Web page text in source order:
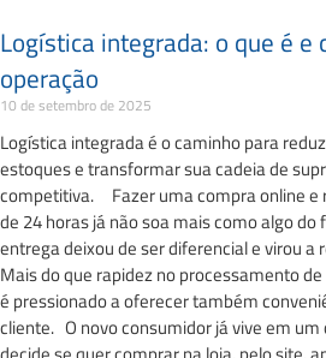
Logística integrada: o que é e
operação
10 de setembro de 2025
Logística integrada é o caminho para
estoques e transformar sua cadeia de
competitiva. Fazer uma compra online e
de 24 horas já não soa mais como algo do
entrega deixou de ser diferencial e virou a
Mais do que rapidez no processamento
é pressionado a oferecer também
cliente. O novo consumidor já vive em um